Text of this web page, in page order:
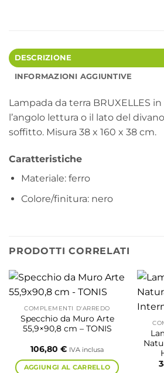
DESCRIZIONE
INFORMAZIONI AGGIUNTIVE
Lampada da terra BRUXELLES
l’angolo lettura o il lato del
soffitto. Misura 38 x 160 x 38 cm.
Caratteristiche
Materiale: ferro
Colore/finitura: nero
PRODOTTI CORRELATI
COMPLEMENTI D'ARREDO
Specchio da Muro Arte
55,9×90,8 cm – TONIS
106,80 € IVA inclusa
AGGIUNGI AL CARRELLO